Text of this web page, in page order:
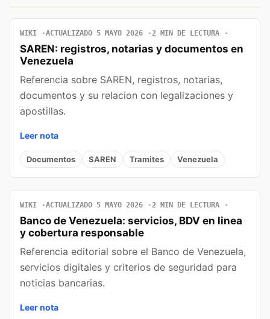
WIKI ACTUALIZADO 5 MAYO 2026 2 MIN DE LECTURA
SAREN: registros, notarias y documentos en
Venezuela
Referencia sobre SAREN, registros, notarias,
documentos y su relacion con legalizaciones y
apostillas.
Leer nota
Documentos SAREN Tramites Venezuela
WIKI ACTUALIZADO 5 MAYO 2026 2 MIN DE LECTURA
Banco de Venezuela: servicios, BDV en linea
y cobertura responsable
Referencia editorial sobre el Banco de Venezuela,
servicios digitales y criterios de seguridad para
noticias bancarias.
Leer nota